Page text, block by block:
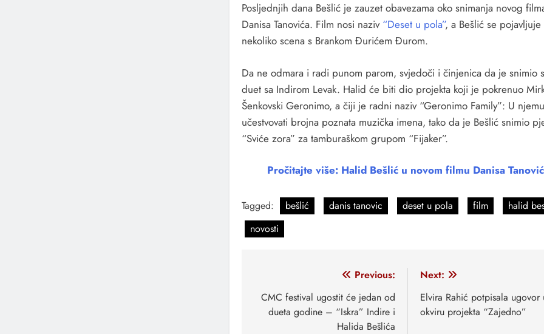
Posljednjih dana Bešlić je zauzet obavezama oko snimanja novog
Danisa Tanovića. Film nosi naziv “Deset u pola”, a Bešlić se pojavljuje
nekoliko scena s Brankom Đurićem Đurom.
Da ne odmara i radi punom parom, svjedoči i činjenica da je snimio
duet sa Indirom Levak. Halid će biti dio projekta koji je pokrenuo
Šenkovski Geronimo, a čiji je radni naziv “Geronimo Family”: U
učestvovati brojna poznata muzička imena, tako da je Bešlić snimio
“Sviće zora” za tamburaškom grupom “Fijaker”.
Pročitajte više: Halid Bešlić u novom filmu Danisa
Tagged: bešlić danis tanovic deset u pola film
halid
novosti
članaka
Previous:
CMC festival ugostit će jedan od
dueta godine – “Iskra” Indire i
Halida Bešlića
Next:
Elvira Rahić potpisala ugovor
okviru projekta “Zajedno”